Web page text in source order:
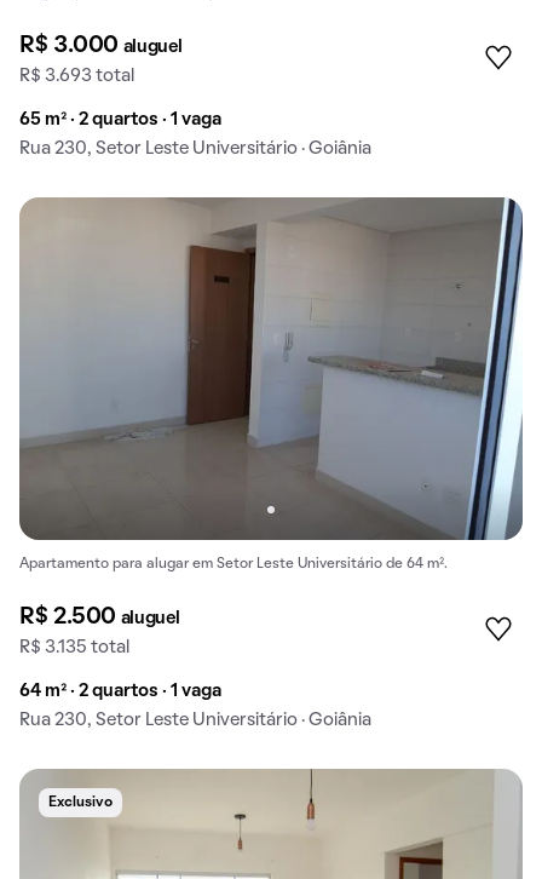
R$ 3.000 aluguel
R$ 3.693 total
65 m² · 2 quartos · 1 vaga
Rua 230, Setor Leste Universitário · Goiânia
Apartamento para alugar em Setor Leste Universitário de 64 m².
R$ 2.500 aluguel
R$ 3.135 total
64 m² · 2 quartos · 1 vaga
Rua 230, Setor Leste Universitário · Goiânia
Exclusivo